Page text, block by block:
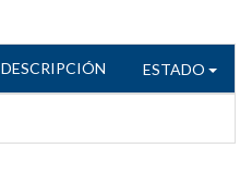
DESCRIPCIÓN ESTADO